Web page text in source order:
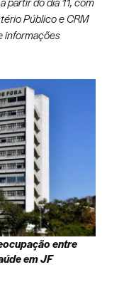
Público e CRM
informações
entre
em JF